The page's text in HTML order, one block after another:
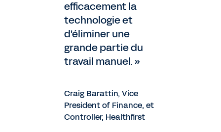
efficacement la
technologie et
d'éliminer une
grande partie du
travail manuel. »
Craig Barattin, Vice
President of Finance, et
Controller, Healthfirst